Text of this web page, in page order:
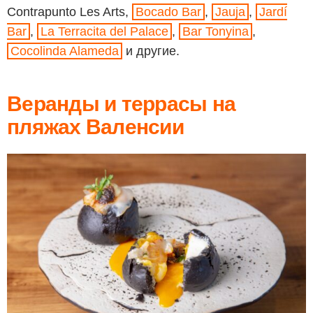
Contrapunto Les Arts, Bocado Bar , Jauja , Jardí
Bar , La Terracita del Palace , Bar Tonyina ,
Cocolinda Alameda и другие.
Веранды и террасы на
пляжах Валенсии